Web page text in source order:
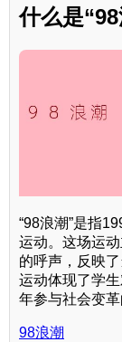
什么是
“98浪潮”是指
运动。这场运
的呼声，反映
运动体现了学
年参与社会变革
98浪潮